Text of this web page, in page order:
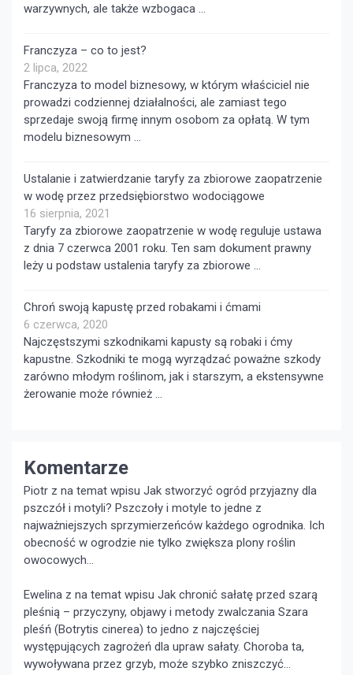
warzywnych, ale także wzbogaca …
Franczyza – co to jest?
2 lipca, 2022
Franczyza to model biznesowy, w którym właściciel nie
prowadzi codziennej działalności, ale zamiast tego
sprzedaje swoją firmę innym osobom za opłatą. W tym
modelu biznesowym …
Ustalanie i zatwierdzanie taryfy za zbiorowe zaopatrzenie
w wodę przez przedsiębiorstwo wodociągowe
16 sierpnia, 2021
Taryfy za zbiorowe zaopatrzenie w wodę reguluje ustawa
z dnia 7 czerwca 2001 roku. Ten sam dokument prawny
leży u podstaw ustalenia taryfy za zbiorowe …
Chroń swoją kapustę przed robakami i ćmami
6 czerwca, 2020
Najczęstszymi szkodnikami kapusty są robaki i ćmy
kapustne. Szkodniki te mogą wyrządzać poważne szkody
zarówno młodym roślinom, jak i starszym, a ekstensywne
żerowanie może również …
Komentarze
Piotr z na temat wpisu Jak stworzyć ogród przyjazny dla
pszczół i motyli? Pszczoły i motyle to jedne z
najważniejszych sprzymierzeńców każdego ogrodnika. Ich
obecność w ogrodzie nie tylko zwiększa plony roślin
owocowych...
Ewelina z na temat wpisu Jak chronić sałatę przed szarą
pleśnią – przyczyny, objawy i metody zwalczania Szara
pleśń (Botrytis cinerea) to jedno z najczęściej
występujących zagrożeń dla upraw sałaty. Choroba ta,
wywoływana przez grzyb, może szybko zniszczyć...